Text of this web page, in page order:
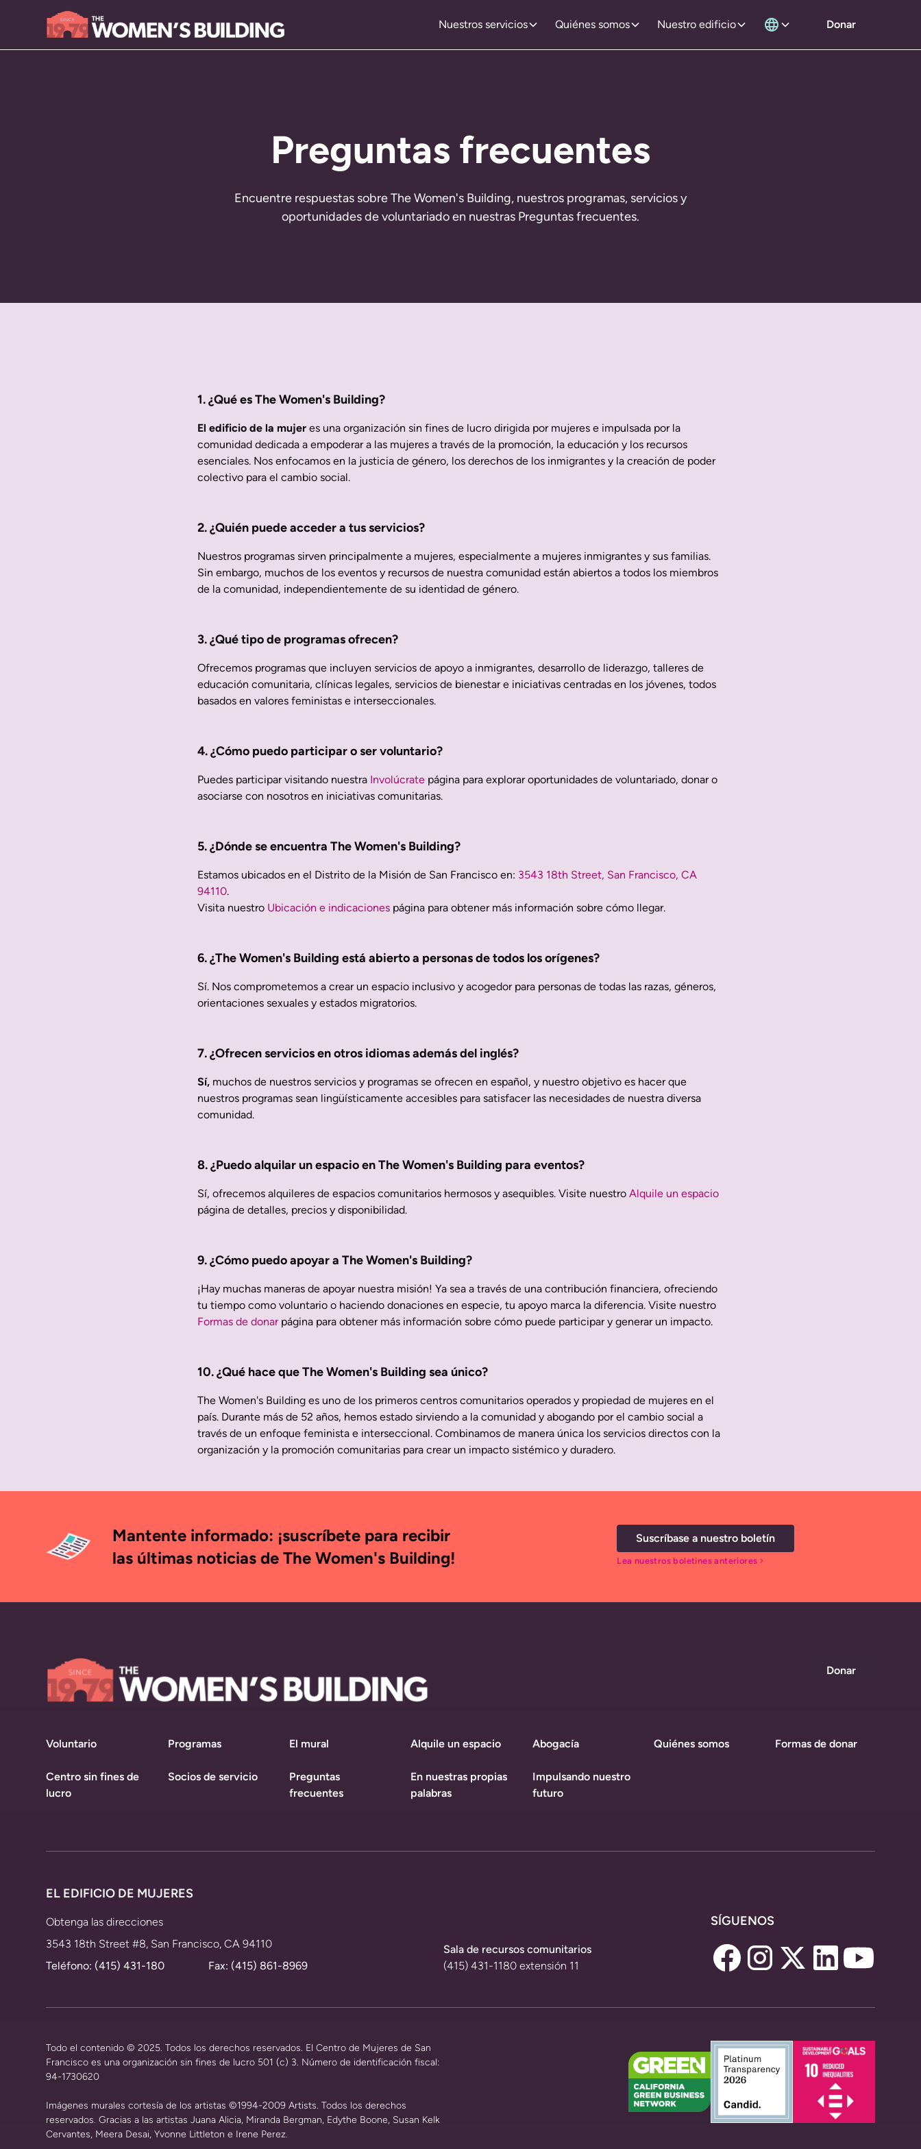
Nuestros servicios Quiénes somos Nuestro edificio Donar
Preguntas frecuentes
Encuentre respuestas sobre The Women's Building, nuestros programas, servicios y
oportunidades de voluntariado en nuestras Preguntas frecuentes.
1. ¿Qué es The Women's Building?
El edificio de la mujer es una organización sin fines de lucro dirigida por mujeres e impulsada por la
comunidad dedicada a empoderar a las mujeres a través de la promoción, la educación y los recursos
esenciales. Nos enfocamos en la justicia de género, los derechos de los inmigrantes y la creación de poder
colectivo para el cambio social.
2. ¿Quién puede acceder a tus servicios?
Nuestros programas sirven principalmente a mujeres, especialmente a mujeres inmigrantes y sus familias.
Sin embargo, muchos de los eventos y recursos de nuestra comunidad están abiertos a todos los miembros
de la comunidad, independientemente de su identidad de género.
3. ¿Qué tipo de programas ofrecen?
Ofrecemos programas que incluyen servicios de apoyo a inmigrantes, desarrollo de liderazgo, talleres de
educación comunitaria, clínicas legales, servicios de bienestar e iniciativas centradas en los jóvenes, todos
basados en valores feministas e interseccionales.
4. ¿Cómo puedo participar o ser voluntario?
Puedes participar visitando nuestra Involúcrate página para explorar oportunidades de voluntariado, donar o
asociarse con nosotros en iniciativas comunitarias.
5.¿Dónde se encuentra The Women's Building?
Estamos ubicados en el Distrito de la Misión de San Francisco en: 3543 18th Street, San Francisco, CA
94110.
Visita nuestro Ubicación e indicaciones página para obtener más información sobre cómo llegar.
6. ¿The Women's Building está abierto a personas de todos los orígenes?
Sí. Nos comprometemos a crear un espacio inclusivo y acogedor para personas de todas las razas, géneros,
orientaciones sexuales y estados migratorios.
7. ¿Ofrecen servicios en otros idiomas además del inglés?
Sí, muchos de nuestros servicios y programas se ofrecen en español, y nuestro objetivo es hacer que
nuestros programas sean lingüísticamente accesibles para satisfacer las necesidades de nuestra diversa
comunidad.
8. ¿Puedo alquilar un espacio en The Women's Building para eventos?
Sí, ofrecemos alquileres de espacios comunitarios hermosos y asequibles. Visite nuestro Alquile un espacio
página de detalles, precios y disponibilidad.
9. ¿Cómo puedo apoyar a The Women's Building?
¡Hay muchas maneras de apoyar nuestra misión! Ya sea a través de una contribución financiera, ofreciendo
tu tiempo como voluntario o haciendo donaciones en especie, tu apoyo marca la diferencia. Visite nuestro
Formas de donarpágina para obtener más información sobre cómo puede participar y generar un impacto.
10. ¿Qué hace que The Women's Building sea único?
The Women's Building es uno de los primeros centros comunitarios operados y propiedad de mujeres en el
país. Durante más de 52 años, hemos estado sirviendo a la comunidad y abogando por el cambio social a
través de un enfoque feminista e interseccional. Combinamos de manera única los servicios directos con la
organización y la promoción comunitarias para crear un impacto sistémico y duradero.
Mantente informado: ¡suscríbete para recibir
las últimas noticias de The Women's Building!
Suscríbase a nuestro boletín
Lea nuestros boletines anteriores chevron_right
Donar
Voluntario Programas El mural Alquile un espacio Abogacía Quiénes somos Formas de donar
Centro sin fines de
lucro
Socios de servicio
Preguntas
frecuentes
En nuestras propias
palabras
Impulsando nuestro
futuro
EL EDIFICIO DE MUJERES
Obtenga las direcciones
3543 18th Street #8, San Francisco, CA 94110
Teléfono: (415) 431-180 Fax: (415) 861-8969
Sala de recursos comunitarios
(415) 431-1180 extensión 11
SÍGUENOS
Todo el contenido © 2025. Todos los derechos reservados. El Centro de Mujeres de San
Francisco es una organización sin fines de lucro 501 (c) 3. Número de identificación fiscal:
94-1730620
Imágenes murales cortesía de los artistas ©1994-2009 Artists. Todos los derechos
reservados. Gracias a las artistas Juana Alicia, Miranda Bergman, Edythe Boone, Susan Kelk
Cervantes, Meera Desai, Yvonne Littleton e Irene Perez.